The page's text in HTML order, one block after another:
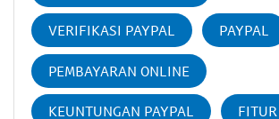
VERIFIKASI PAYPAL PAYPAL
PEMBAYARAN ONLINE
KEUNTUNGAN PAYPAL